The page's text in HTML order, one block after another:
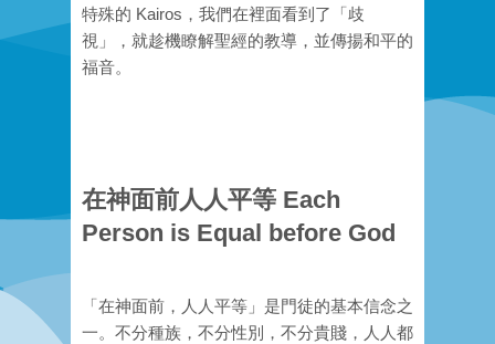
特殊的 Kairos，我們在裡面看到了「歧
視」，就趁機瞭解聖經的教導，並傳揚和平的
福音。
在神面前人人平等 Each
Person is Equal before God
「在神面前，人人平等」是門徒的基本信念之
一。不分種族，不分性別，不分貴賤，人人都